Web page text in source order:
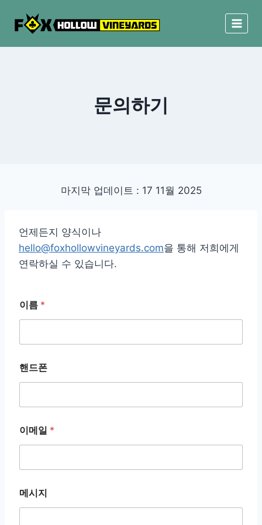
문의하기
마지막 업데이트 : 17 11월 2025
언제든지 양식이나
hello@foxhollowvineyards.com을 통해 저희에게
연락하실 수 있습니다.
이름 *
핸드폰
드
폰
*
이메일 *
메시지